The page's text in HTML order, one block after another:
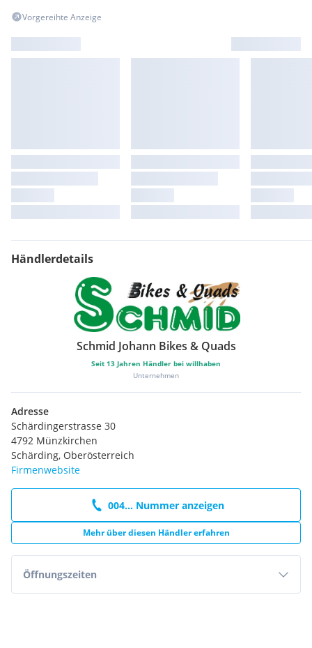
Stiefel!
Zustellung
Dann rufen Sie uns an oder senden uns eine Mail - wir
beraten Sie gerne!
Vorgereihte Anzeige
Händlerdetails
Schmid Johann Bikes & Quads
Seit 13 Jahren Händler bei willhaben
Unternehmen
Adresse
Schärdingerstrasse 30
4792 Münzkirchen
Schärding, Oberösterreich
Firmenwebsite
004... Nummer anzeigen
Mehr über diesen Händler erfahren
Öffnungszeiten